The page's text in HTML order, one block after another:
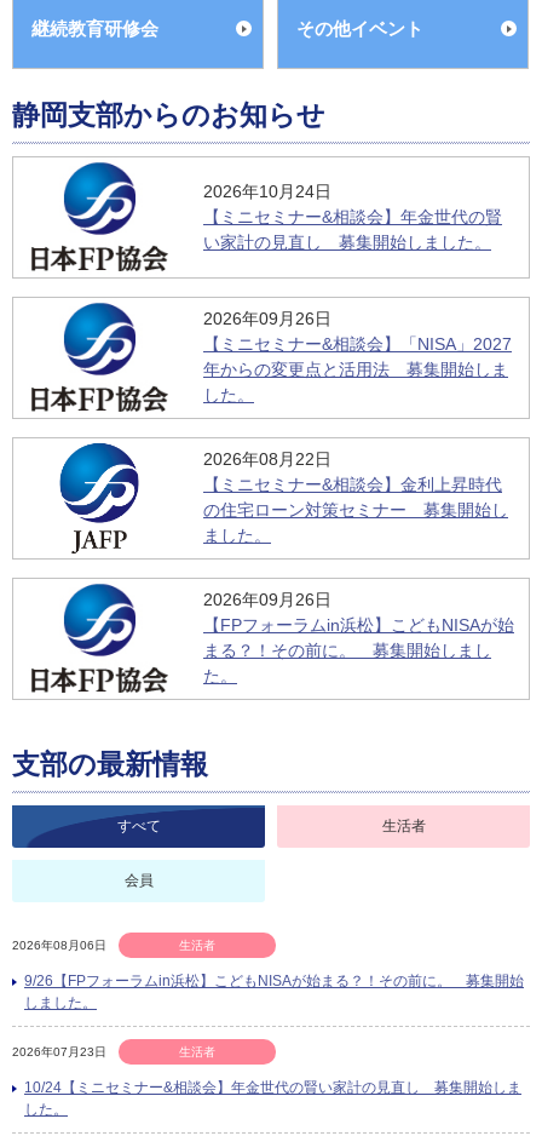
継続教育研修会 その他イベント
静岡支部からのお知らせ
2026年10月24日
【ミニセミナー&相談会】年金世代の賢
い家計の見直し 募集開始しました。
2026年09月26日
【ミニセミナー&相談会】「NISA」2027
年からの変更点と活用法 募集開始しま
した。
2026年08月22日
【ミニセミナー&相談会】金利上昇時代
の住宅ローン対策セミナー 募集開始し
ました。
2026年09月26日
【FPフォーラムin浜松】こどもNISAが始
まる？！その前に。 募集開始しまし
た。
支部の最新情報
すべて 生活者
会員
2026年08月06日 生活者
9/26【FPフォーラムin浜松】こどもNISAが始まる？！その前に。 募集開始
しました。
2026年07月23日 生活者
10/24【ミニセミナー&相談会】年金世代の賢い家計の見直し 募集開始しま
した。